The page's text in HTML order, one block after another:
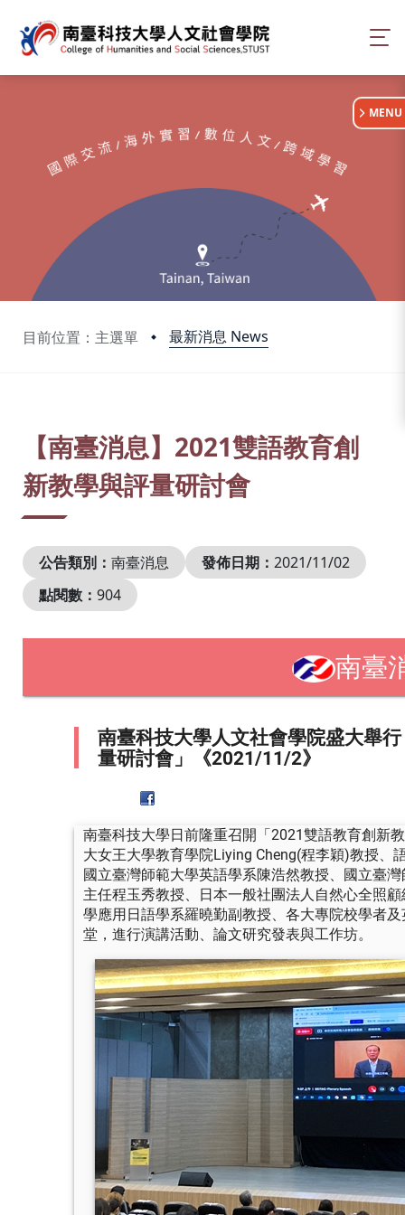
目前位置：主選單 最新消息 News
:::
MENU
【南臺消息】2021雙語教育創
新教學與評量研討會
公告類別： 南臺消息 發佈日期： 2021/11/02
點閱數： 904